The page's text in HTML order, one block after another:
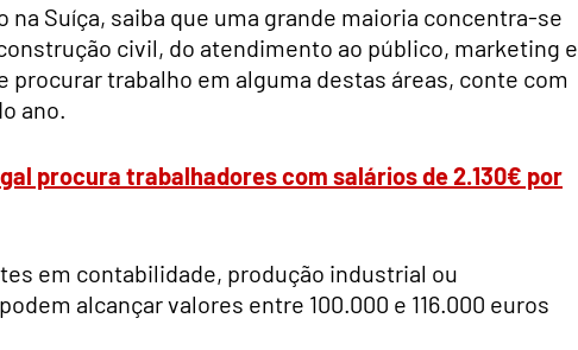
Suíça, saiba que uma grande maioria concentra-se
civil, do atendimento ao público, marketing e
procurar trabalho em alguma destas áreas, conte com
ano.
procura trabalhadores com salários de 2.130€ por
em contabilidade, produção industrial ou
alcançar valores entre 100.000 e 116.000 euros